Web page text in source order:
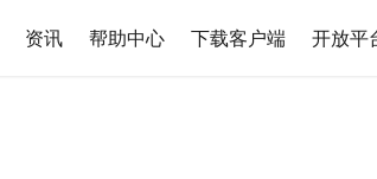
资讯 帮助中心 下载客户端 开放平